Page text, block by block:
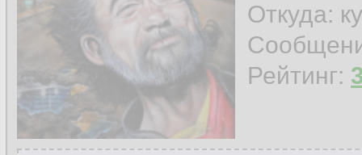
Откуда:
Рейтинг: